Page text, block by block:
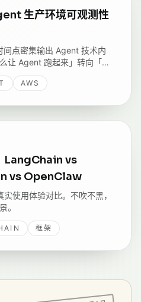
生产环境可观测性
间点密集输出 Agent 技术内
让 Agent 跑起来」转向「怎
、安全、可调试」；
1.0 则在编码 Agent 层面做
AWS
LangChain vs
vs OpenClaw
使用体验对比。不吹不黑，
。
框架